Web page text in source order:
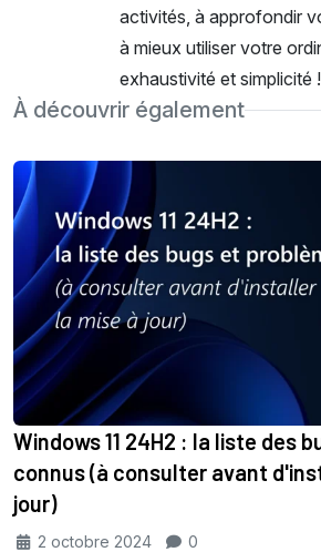
activités, à approfondir
à mieux utiliser votre
exhaustivité et simplicité
À découvrir également
Windows 11 24H2 : la liste des
connus (à consulter avant
jour)
2 octobre 2024 0